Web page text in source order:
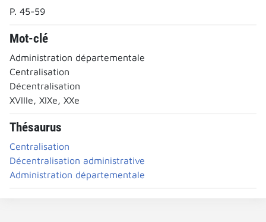
P. 45-59
Mot-clé
Administration départementale
Centralisation
Décentralisation
XVIIIe, XIXe, XXe
Thésaurus
Centralisation
Décentralisation administrative
Administration départementale